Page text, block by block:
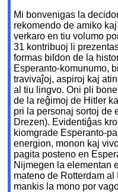
Mi bonvenigas la
rekomendo de amiko
verkaro en tiu volumo
31 kontribuoj li
formas bildon de la
Esperanto-komunumo,
travivaĵoj, aspiroj kaj
al tiu lingvo. Oni pli
de la reĝimoj de Hitler
pri la personaj sortoj de
Drezen). Evidentiĝas
kiomgrade Esperanto-
energion, monon kaj
pagita posteno en
Nijmegen la elementan
mateno de Rotterdam
mankis la mono por